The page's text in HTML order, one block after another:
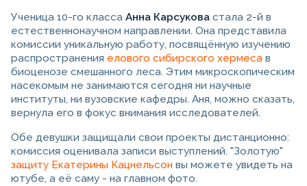
Ученица 10-го класса Анна Карсукова стала 2-й в
естественнонаучном направлении. Она представила
комиссии уникальную работу, посвящённую изучению
распространения елового сибирского хермеса в
биоценозе смешанного леса. Этим микроскопическим
насекомым не занимаются сегодня ни научные
институты, ни вузовские кафедры. Аня, можно сказать,
вернула его в фокус внимания исследователей.
Обе девушки защищали свои проекты дистанционно:
комиссия оценивала записи выступлений. "Золотую"
защиту Екатерины Кацнельсон вы можете увидеть на
ютубе, а её саму - на главном фото.